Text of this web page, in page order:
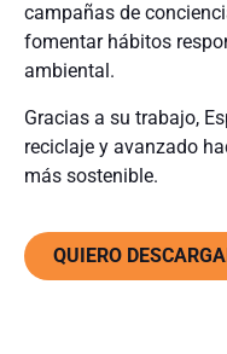
campañas de
fomentar hábitos
ambiental.
Gracias a su trabajo,
reciclaje y avanzado
más sostenible.
QUIERO